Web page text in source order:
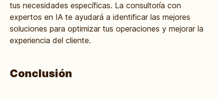
tus necesidades específicas. La consultoría con
expertos en IA te ayudará a identificar las mejores
soluciones para optimizar tus operaciones y mejorar la
experiencia del cliente.
Conclusión